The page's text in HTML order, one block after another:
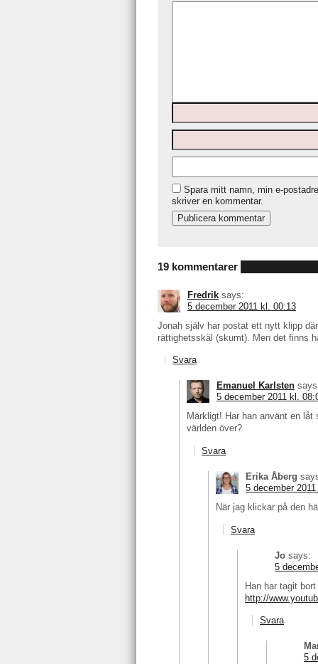
Spara mitt namn, min e-
skriver en kommentar.
19 kommentarer
Fredrik says:
5 december 2011 kl. 00:13
Jonah själv har postat ett nytt klipp
rättighetsskäl (skumt). Men det finns
Svara
Emanuel Karlsten
5 december 2011 kl.
Märkligt! Har han använt en
världen över?
Svara
Erika Åberg
5 december
När jag klickar på den
Svara
Jo says:
5
Han har tagit
http://
Svara
5